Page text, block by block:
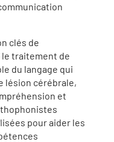
clés de
le traitement de
du langage qui
lésion cérébrale,
et
pour aider les